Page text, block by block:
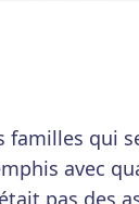
familles qui
avec
pas des